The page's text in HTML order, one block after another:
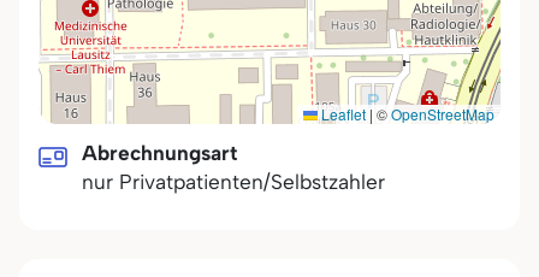
Leaflet | ©OpenStreetMap
Abrechnungsart
nur Privatpatienten/Selbstzahler